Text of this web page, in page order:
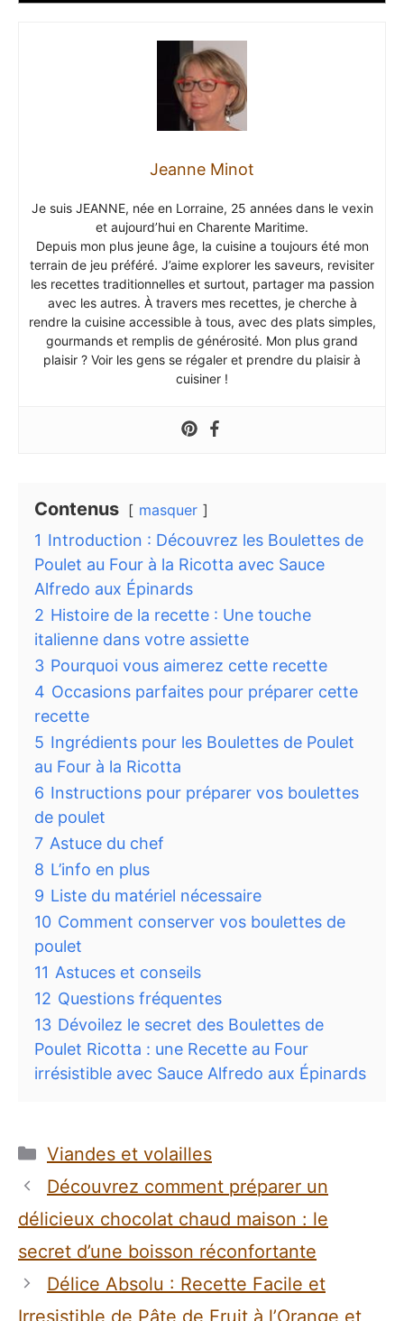
Jeanne Minot
Je suis JEANNE, née en Lorraine, 25 années dans le vexin
et aujourd’hui en Charente Maritime.
Depuis mon plus jeune âge, la cuisine a toujours été mon
terrain de jeu préféré. J’aime explorer les saveurs, revisiter
les recettes traditionnelles et surtout, partager ma passion
avec les autres. À travers mes recettes, je cherche à
rendre la cuisine accessible à tous, avec des plats simples,
gourmands et remplis de générosité. Mon plus grand
plaisir ? Voir les gens se régaler et prendre du plaisir à
cuisiner !
Contenus masquer
1 Introduction : Découvrez les Boulettes de
Poulet au Four à la Ricotta avec Sauce
Alfredo aux Épinards
2 Histoire de la recette : Une touche
italienne dans votre assiette
3 Pourquoi vous aimerez cette recette
4 Occasions parfaites pour préparer cette
recette
5 Ingrédients pour les Boulettes de Poulet
au Four à la Ricotta
6 Instructions pour préparer vos boulettes
de poulet
7 Astuce du chef
8 L’info en plus
9 Liste du matériel nécessaire
10 Comment conserver vos boulettes de
poulet
11 Astuces et conseils
12 Questions fréquentes
13 Dévoilez le secret des Boulettes de
Poulet Ricotta : une Recette au Four
irrésistible avec Sauce Alfredo aux Épinards
Catégories
Viandes et volailles
Découvrez comment préparer un
délicieux chocolat chaud maison : le
secret d’une boisson réconfortante
Délice Absolu : Recette Facile et
Irresistible de Pâte de Fruit à l’Orange et